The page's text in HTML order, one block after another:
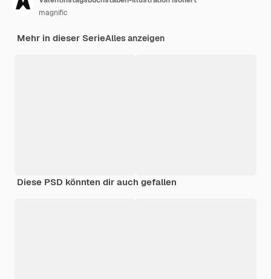
magnific
Mehr in dieser SerieAlles anzeigen
Diese PSD könnten dir auch gefallen